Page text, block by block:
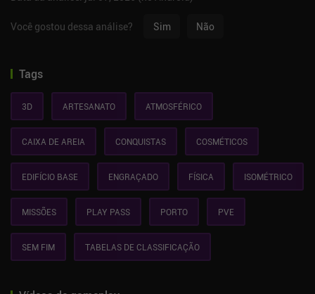
Você gostou dessa análise? Sim Não
Tags
3D ARTESANATO ATMOSFÉRICO
CAIXA DE AREIA CONQUISTAS COSMÉTICOS
EDIFÍCIO BASE ENGRAÇADO FÍSICA ISOMÉTRICO
MISSÕES PLAY PASS PORTO PVE
SEM FIM TABELAS DE CLASSIFICAÇÃO